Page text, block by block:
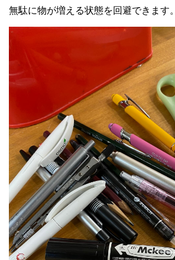
無駄に物が増える状態を回避できます。